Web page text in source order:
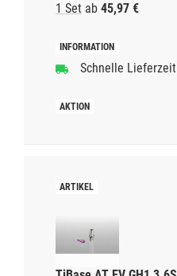
1 Set ab 45,97 €
Schnelle Lieferzeit